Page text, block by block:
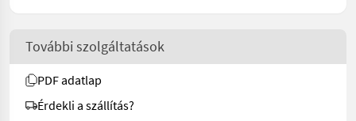
További szolgáltatások
PDF adatlap
Érdekli a szállítás?